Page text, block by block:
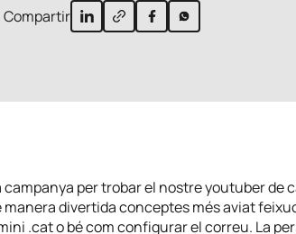
Compartir
per trobar el nostre youtuber de
manera divertida conceptes més aviat
.cat o bé com configurar el correu. La